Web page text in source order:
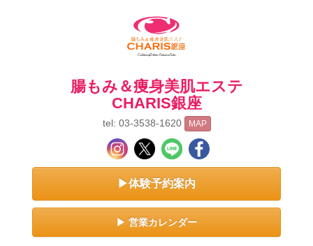
腸もみ＆痩身美肌エステ
CHARIS銀座
tel: 03-3538-1620 MAP
▶体験予約案内
▶ 営業カレンダー